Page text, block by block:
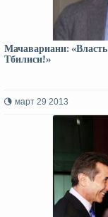
Мачавариани:
Тбилиси!»
март 29 2013